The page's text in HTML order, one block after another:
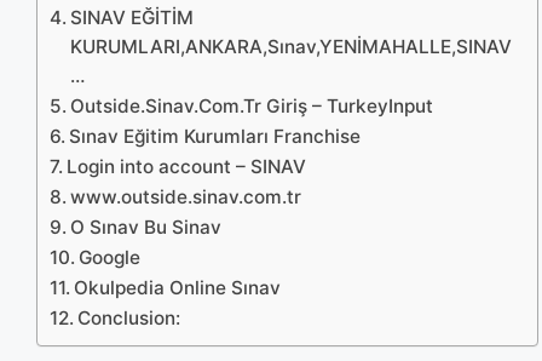
SINAV EĞİTİM
KURUMLARI,ANKARA,Sınav,YENİMAHALLE,SINAV
…
Outside.Sinav.Com.Tr Giriş – TurkeyInput
Sınav Eğitim Kurumları Franchise
Login into account – SINAV
www.outside.sinav.com.tr
O Sınav Bu Sinav
Google
Okulpedia Online Sınav
Conclusion: